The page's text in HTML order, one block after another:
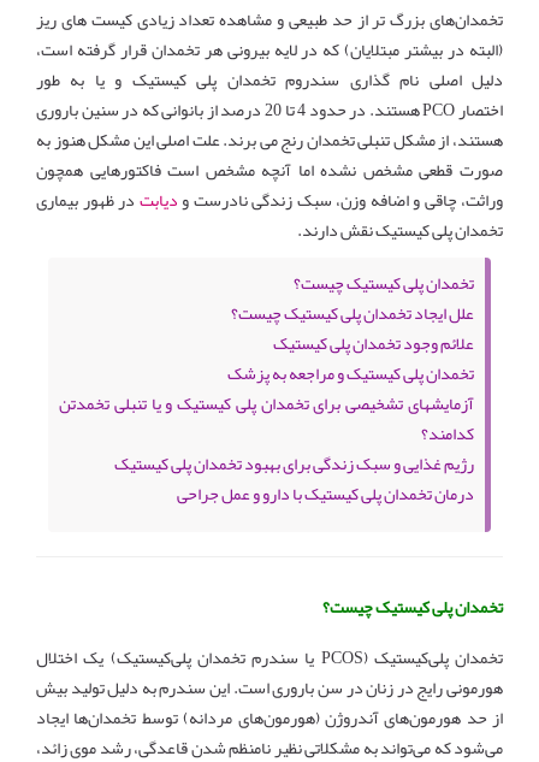
تخمدان‌های بزرگ تر از حد طبیعی و مشاهده تعداد زیادی کیست های ریز
(البته در بیشتر مبتلایان) که در لایه بیرونی هر تخمدان قرار گرفته است،
دلیل اصلی نام گذاری سندروم تخمدان پلی کیستیک و یا به طور
اختصارPCO
هستند. در حدود 4 تا 20 درصد از بانوانی که در سنین باروری
هستند، از مشکل تنبلی تخمدان رنج می برند. علت اصلی این مشکل هنوز به
صورت قطعی مشخص نشده اما آنچه مشخص است فاکتورهایی همچون
وراثت، چاقی و اضافه وزن، سبک زندگی نادرست ودیابتدر ظهور بیماری
تخمدان پلی کیستیک نقش دارند.
تخمدان پلی کیستیک چیست؟
علل ایجاد تخمدان پلی کیستیک چیست؟
علائم وجود تخمدان پلی کیستیک
تخمدان پلی کیستیک و مراجعه به پزشک
آزمایشهای تشخیصی برای تخمدان پلی کیستیک و یا تنبلی تخمدتن
کدامند؟
رژیم غذایی و سبک زندگی برای بهبود تخمدان پلی کیستیک
درمان تخمدان پلی کیستیک با دارو و عمل جراحی
تخمدان پلی کیستیک چیست؟
تخمدان پلی‌کیستیک (PCOS یا سندرم تخمدان پلی‌کیستیک) یک اختلال
هورمونی رایج در زنان در سن باروری است. این سندرم به دلیل تولید بیش
از حد هورمون‌های آندروژن (هورمون‌های مردانه) توسط تخمدان‌ها ایجاد
می‌شود که می‌تواند به مشکلاتی نظیر نامنظم شدن قاعدگی، رشد موی زائد،